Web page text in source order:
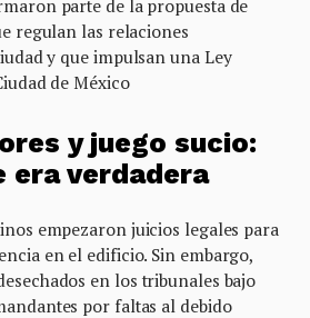
parte de la propuesta de
regulan las relaciones
y que impulsan una Ley
de México
y juego sucio:
era verdadera
empezaron juicios legales para
en el edificio. Sin embargo,
en los tribunales bajo
por faltas al debido